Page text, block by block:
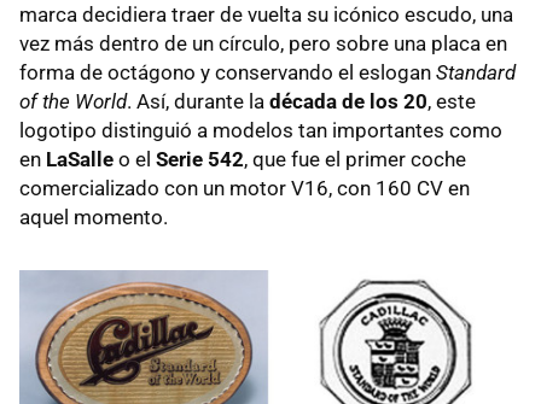
marca decidiera traer de vuelta su icónico escudo, una
vez más dentro de un círculo, pero sobre una placa en
forma de octágono y conservando el eslogan Standard
of the World. Así, durante la década de los 20, este
logotipo distinguió a modelos tan importantes como
en LaSalle o el Serie 542, que fue el primer coche
comercializado con un motor V16, con 160 CV en
aquel momento.